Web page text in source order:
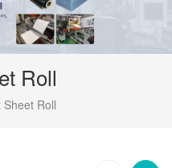
Roll
Sheet Roll